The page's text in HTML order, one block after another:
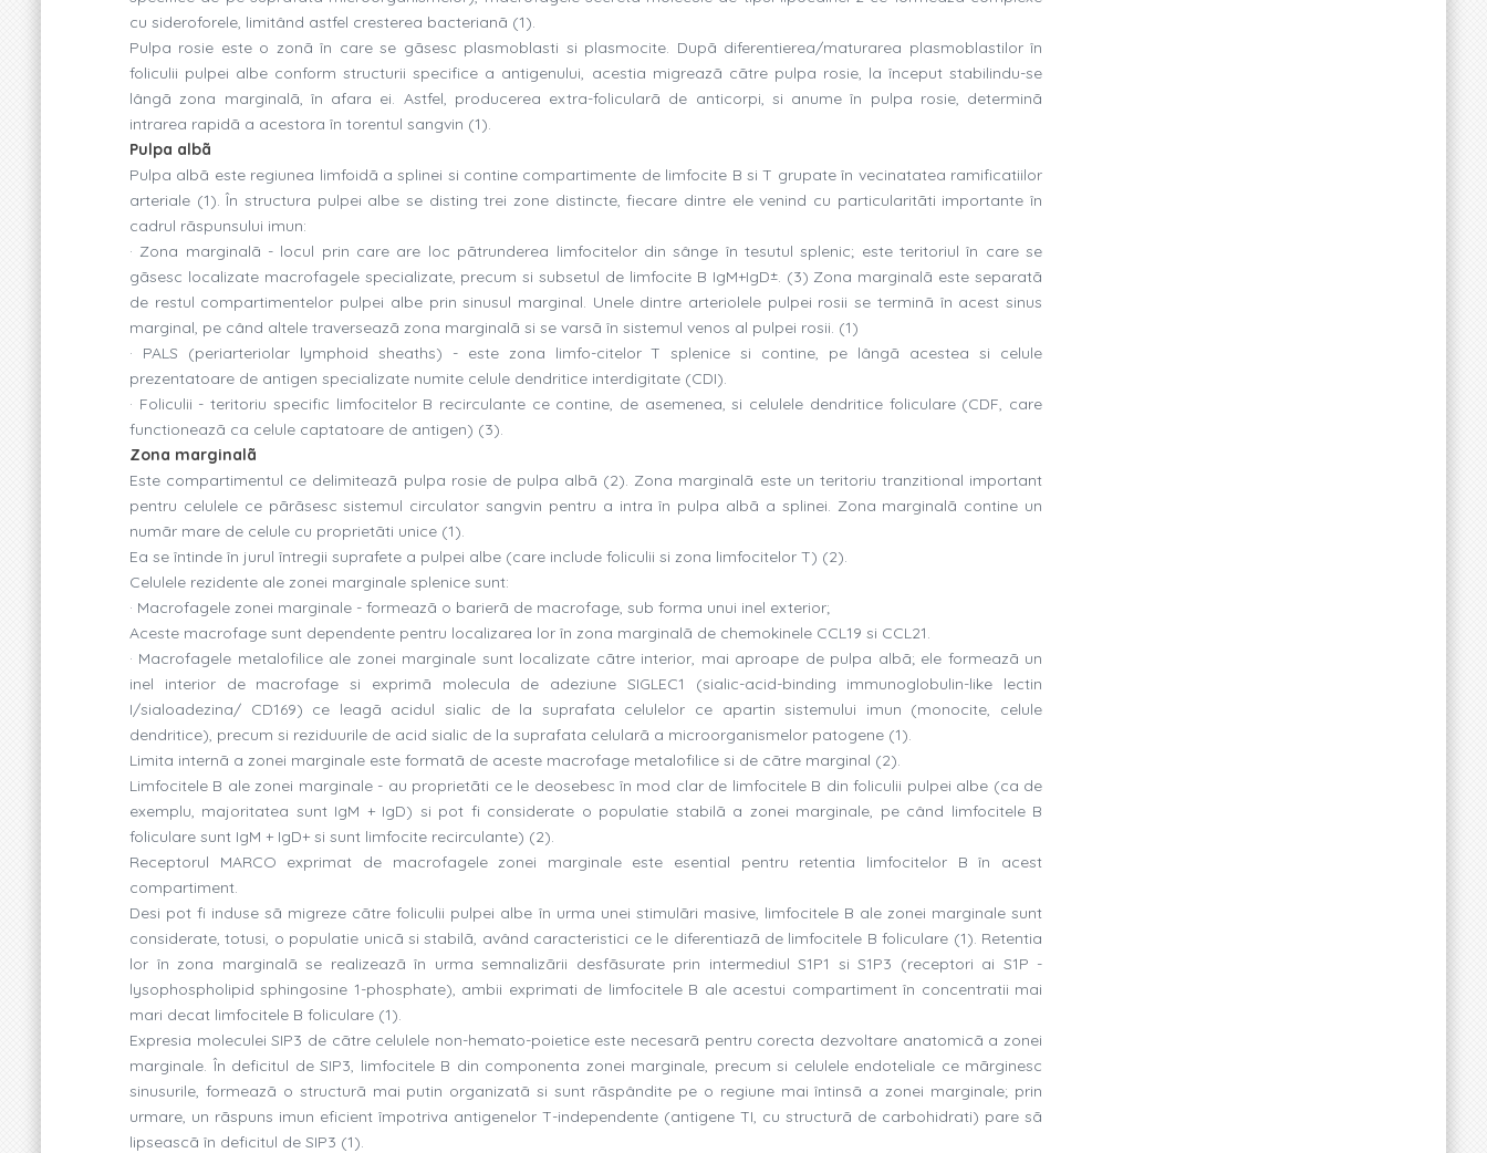
cu sideroforele, limitând astfel cresterea bacterianã (1).
Pulpa rosie este o zonã în care se gãsesc plasmoblasti si plasmocite. Dupã diferentierea/maturarea plasmoblastilor în
foliculii pulpei albe conform structurii specifice a antigenului, acestia migreazã cãtre pulpa rosie, la început stabilindu-se
lângã zona marginalã, în afara ei. Astfel, producerea extra-folicularã de anticorpi, si anume în pulpa rosie, determinã
intrarea rapidã a acestora în torentul sangvin (1).
Pulpa albã
Pulpa albã este regiunea limfoidã a splinei si contine compartimente de limfocite B si T grupate în vecinatatea ramificatiilor
arteriale (1). În structura pulpei albe se disting trei zone distincte, fiecare dintre ele venind cu particularitãti importante în
cadrul rãspunsului imun:
· Zona marginalã - locul prin care are loc pãtrunderea limfocitelor din sânge în tesutul splenic; este teritoriul în care se
gãsesc localizate macrofagele specializate, precum si subsetul de limfocite B IgM+IgD±. (3) Zona marginalã este separatã
de restul compartimentelor pulpei albe prin sinusul marginal. Unele dintre arteriolele pulpei rosii se terminã în acest sinus
marginal, pe când altele traverseazã zona marginalã si se varsã în sistemul venos al pulpei rosii. (1)
· PALS (periarteriolar lymphoid sheaths) - este zona limfo-citelor T splenice si contine, pe lângã acestea si celule
prezentatoare de antigen specializate numite celule dendritice interdigitate (CDI).
· Foliculii - teritoriu specific limfocitelor B recirculante ce contine, de asemenea, si celulele dendritice foliculare (CDF, care
functioneazã ca celule captatoare de antigen) (3).
Zona marginalã
Este compartimentul ce delimiteazã pulpa rosie de pulpa albã (2). Zona marginalã este un teritoriu tranzitional important
pentru celulele ce pãrãsesc sistemul circulator sangvin pentru a intra în pulpa albã a splinei. Zona marginalã contine un
numãr mare de celule cu proprietãti unice (1).
Ea se întinde în jurul întregii suprafete a pulpei albe (care include foliculii si zona limfocitelor T) (2).
Celulele rezidente ale zonei marginale splenice sunt:
· Macrofagele zonei marginale - formeazã o barierã de macrofage, sub forma unui inel exterior;
Aceste macrofage sunt dependente pentru localizarea lor în zona marginalã de chemokinele CCL19 si CCL21.
· Macrofagele metalofilice ale zonei marginale sunt localizate cãtre interior, mai aproape de pulpa albã; ele formeazã un
inel interior de macrofage si exprimã molecula de adeziune SIGLEC1 (sialic-acid-binding immunoglobulin-like lectin
I/sialoadezina/ CD169) ce leagã acidul sialic de la suprafata celulelor ce apartin sistemului imun (monocite, celule
dendritice), precum si reziduurile de acid sialic de la suprafata celularã a microorganismelor patogene (1).
Limita internã a zonei marginale este formatã de aceste macrofage metalofilice si de cãtre marginal (2).
Limfocitele B ale zonei marginale - au proprietãti ce le deosebesc în mod clar de limfocitele B din foliculii pulpei albe (ca de
exemplu, majoritatea sunt IgM + IgD) si pot fi considerate o populatie stabilã a zonei marginale, pe când limfocitele B
foliculare sunt IgM + IgD+ si sunt limfocite recirculante) (2).
Receptorul MARCO exprimat de macrofagele zonei marginale este esential pentru retentia limfocitelor B în acest
compartiment.
Desi pot fi induse sã migreze cãtre foliculii pulpei albe în urma unei stimulãri masive, limfocitele B ale zonei marginale sunt
considerate, totusi, o populatie unicã si stabilã, având caracteristici ce le diferentiazã de limfocitele B foliculare (1). Retentia
lor în zona marginalã se realizeazã în urma semnalizãrii desfãsurate prin intermediul S1P1 si S1P3 (receptori ai S1P -
lysophospholipid sphingosine 1-phosphate), ambii exprimati de limfocitele B ale acestui compartiment în concentratii mai
mari decat limfocitele B foliculare (1).
Expresia moleculei SIP3 de cãtre celulele non-hemato-poietice este necesarã pentru corecta dezvoltare anatomicã a zonei
marginale. În deficitul de SIP3, limfocitele B din componenta zonei marginale, precum si celulele endoteliale ce mãrginesc
sinusurile, formeazã o structurã mai putin organizatã si sunt rãspândite pe o regiune mai întinsã a zonei marginale; prin
urmare, un rãspuns imun eficient împotriva antigenelor T-independente (antigene TI, cu structurã de carbohidrati) pare sã
lipseascã în deficitul de SIP3 (1).